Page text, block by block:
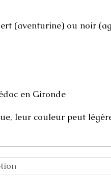
(aventurine) ou noir
en Gironde
leur couleur peut